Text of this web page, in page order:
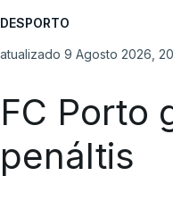
DESPORTO
atualizado 9 Agosto 2026,
FC Porto
penáltis